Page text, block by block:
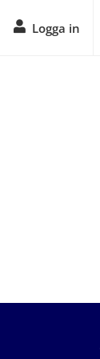
Logga in